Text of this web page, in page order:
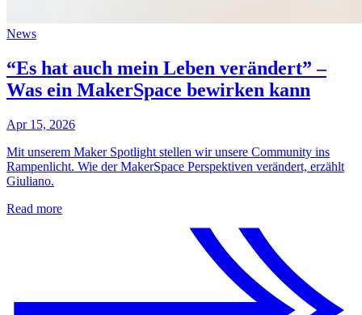
News
“Es hat auch mein Leben verändert” –
Was ein MakerSpace bewirken kann
Apr 15, 2026
Mit unserem Maker Spotlight stellen wir unsere Community ins
Rampenlicht. Wie der MakerSpace Perspektiven verändert, erzählt
Giuliano.
Read more